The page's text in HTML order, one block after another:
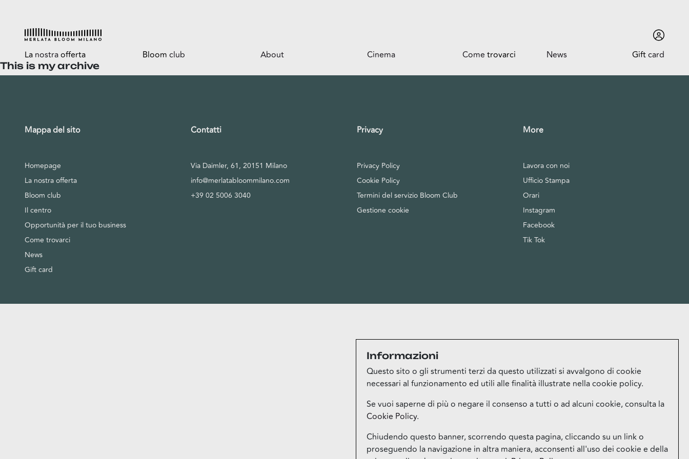
La nostraofferta
Food
Esselunga
Bloom club
Shopping a mani libere
About Cinema Come trovarci News Giftcard
This is my archive
Informazioni
Questo sito o gli strumenti terzi da questo utilizzati si avvalgono di cookie
necessari al funzionamento ed utili alle finalità illustrate nella cookie policy.
Se vuoi saperne di più o negare il consenso a tutti o ad alcuni cookie, consulta la
Cookie Policy.
Chiudendo questo banner, scorrendo questa pagina, cliccando su un link o
proseguendo la navigazione in altra maniera, acconsenti all'uso dei cookie e della
Mappa del sito
Homepage
La nostra offerta
Bloom club
Il centro
Opportunità per il tuo business
Come trovarci
News
Gift card
Contatti
Via Daimler, 61, 20151 Milano
info@merlatabloommilano.com
+39 02 5006 3040
Privacy
Privacy Policy
Cookie Policy
Termini del servizio Bloom Club
Gestione cookie
More
Lavora con noi
Ufficio Stampa
Orari
Instagram
Facebook
Tik Tok